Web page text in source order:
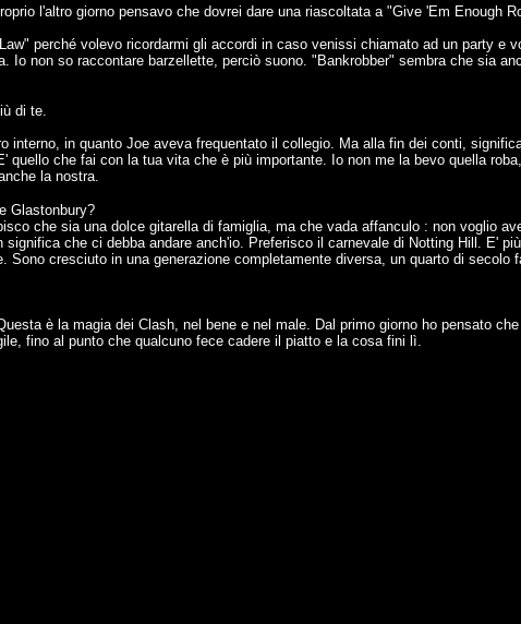
l'altro giorno pensavo che dovrei dare una riascoltata a "Give 'Em Enough
perché volevo ricordarmi gli accordi in caso venissi chiamato ad un party e
Io non so raccontare barzellette, perciò suono. "Bankrobber" sembra che sia
di te.
interno, in quanto Joe aveva frequentato il collegio. Ma alla fin dei conti,
che fai con la tua vita che è più importante. Io non me la bevo quella
la nostra.
Glastonbury?
che sia una dolce gitarella di famiglia, ma che vada affanculo : non voglio
che ci debba andare anch'io. Preferisco il carnevale di Notting Hill. E'
cresciuto in una generazione completamente diversa, un quarto di secolo
è la magia dei Clash, nel bene e nel male. Dal primo giorno ho pensato
fino al punto che qualcuno fece cadere il piatto e la cosa fini lì.